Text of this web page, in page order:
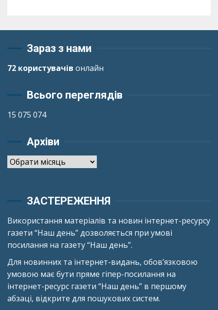
Зараз з нами
72 користувачів онлайн
Всього переглядів
15 075 074
Архіви
Архіви
ЗАСТЕРЕЖЕННЯ
Використання матеріалів та новин інтернет-ресурсу
газети “Наш день” дозволяється при умові
посилання на газету “Наш день”.
Для новинних та інтернет-видань, обов’язковою
умовою має бути пряме гіпер-посилання на
інтернет-ресурс газети “Наш день” в першому
абзаці, відкрите для пошукових систем.